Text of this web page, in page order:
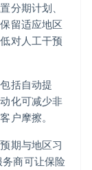
分期计划、
留适应地区
对人工干预
括自动提
化可减少非
户摩擦。
期与地区习
商可让保险